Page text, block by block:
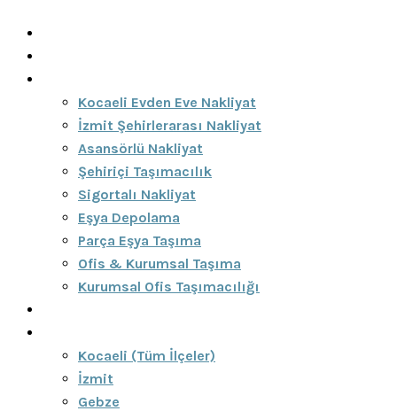
Kocaeli Evden Eve Nakliyat
İzmit Şehirlerarası Nakliyat
Asansörlü Nakliyat
Şehiriçi Taşımacılık
Sigortalı Nakliyat
Eşya Depolama
Parça Eşya Taşıma
Ofis & Kurumsal Taşıma
Kurumsal Ofis Taşımacılığı
Kocaeli (Tüm İlçeler)
İzmit
Gebze